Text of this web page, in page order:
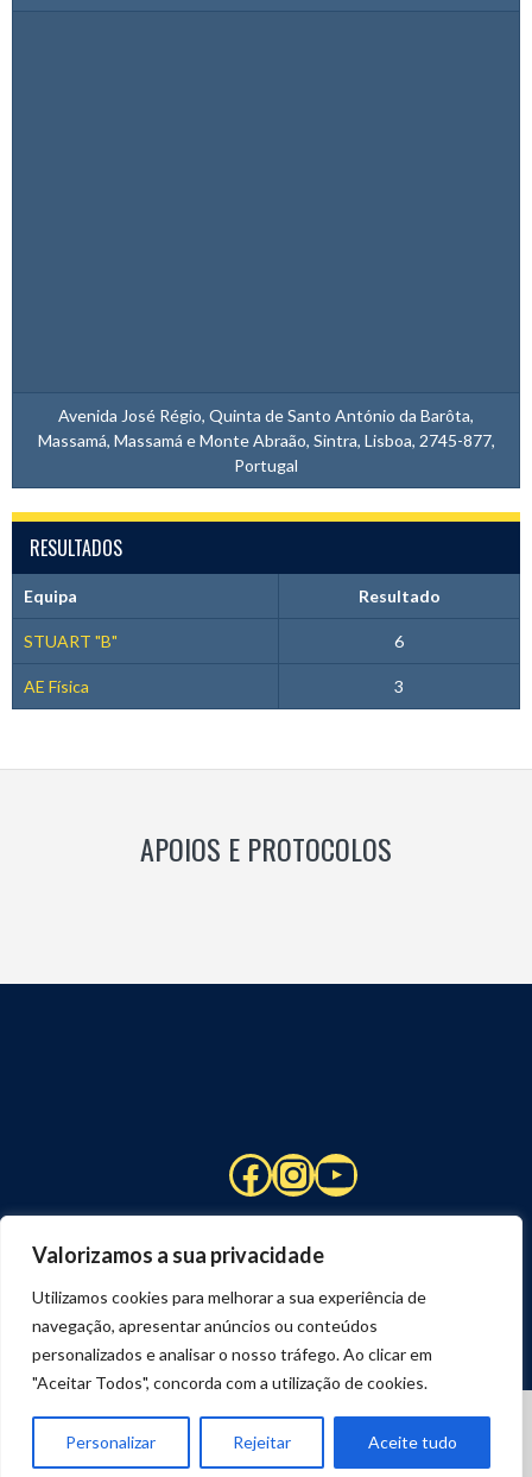
Valorizamos a sua privacidade
Utilizamos cookies para melhorar a sua experiência de
navegação, apresentar anúncios ou conteúdos
personalizados e analisar o nosso tráfego. Ao clicar em
"Aceitar Todos", concorda com a utilização de cookies.
Personalizar Rejeitar Aceite tudo
Avenida José Régio, Quinta de Santo António da Barôta,
Massamá, Massamá e Monte Abraão, Sintra, Lisboa, 2745-877,
Portugal
RESULTADOS
Equipa Resultado
STUART "B" 6
AE Física 3
APOIOS E PROTOCOLOS
Facebook
Instagram
YouTube
DESENVOLVIDO POR
JOSEXAVIER.COM